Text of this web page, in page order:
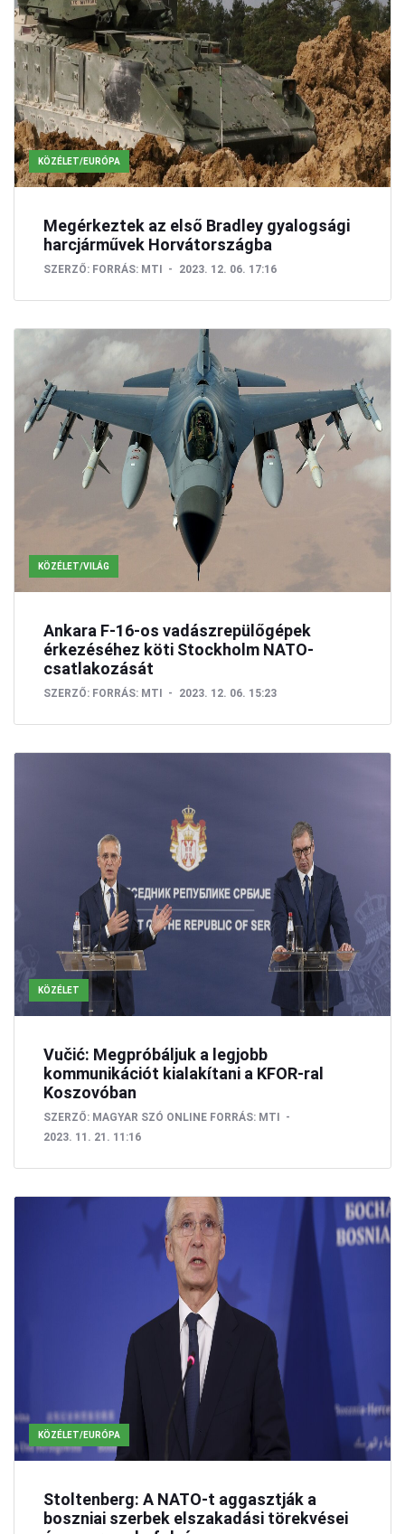
KÖZÉLET/EURÓPA
Megérkeztek az első Bradley gyalogsági
harcjárművek Horvátországba
SZERZŐ: FORRÁS: MTI 2023. 12. 06. 17:16
KÖZÉLET/VILÁG
Ankara F-16-os vadászrepülőgépek
érkezéséhez köti Stockholm NATO-
csatlakozását
SZERZŐ: FORRÁS: MTI 2023. 12. 06. 15:23
KÖZÉLET
Vučić: Megpróbáljuk a legjobb
kommunikációt kialakítani a KFOR-ral
Koszovóban
SZERZŐ: MAGYAR SZÓ ONLINE FORRÁS: MTI
2023. 11. 21. 11:16
KÖZÉLET/EURÓPA
Stoltenberg: A NATO-t aggasztják a
boszniai szerbek elszakadási törekvései